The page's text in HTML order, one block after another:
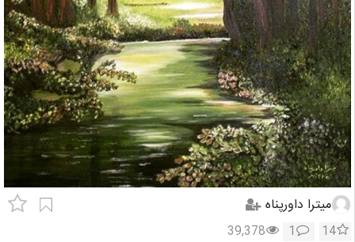
میترا داورپناه
14
1
39,378